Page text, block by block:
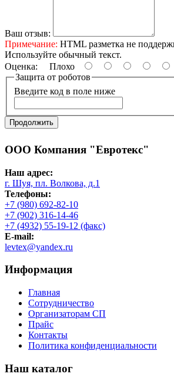
Ваш отзыв:
Примечание: HTML разметка не
Используйте обычный текст.
Оценка: Плохо
Защита от роботов
Введите код в поле ниже
Продолжить
ООО Компания "Евротекс"
Наш адрес:
г. Шуя, пл. Волкова, д.1
Телефоны:
+7 (980) 692-82-10
+7 (902) 316-14-46
+7 (4932) 55-19-12 (факс)
E-mail:
levtex@yandex.ru
Информация
Главная
Сотрудничество
Организаторам СП
Прайс
Контакты
Политика конфиденциальности
Наш каталог